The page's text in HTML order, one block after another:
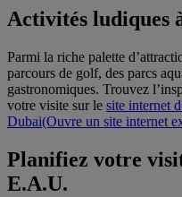
Activités ludiques
Parmi la riche palette
parcours de golf, des parcs
gastronomiques. Trouvez
votre visite sur le site internet
Dubai(Ouvre un site internet
Planifiez votre
E.A.U.